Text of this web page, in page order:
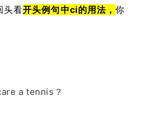
头看开头例句中ci的用法，你
a tennis？